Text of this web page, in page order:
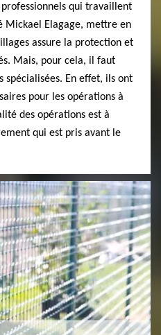
qui travaillent
Mickael Elagage, mettre en
assure la protection et
Mais, pour cela, il faut
spécialisées. En effet, ils ont
pour les opérations à
des opérations est à
qui est pris avant le